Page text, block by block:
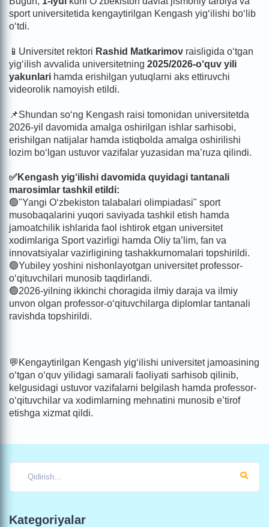
sport universitetida kengaytirilgan Kengash yig‘ilishi bo‘lib
o‘tdi.
📱Universitet rektori Rashid Matkarimov raisligida o‘tgan
yig‘ilish avvalida universitetning 2025/2026-o‘quv yili
yakunlari hamda erishilgan yutuqlarni aks ettiruvchi
videorolik namoyish etildi.
📌Shundan so‘ng Kengash raisi tomonidan universitetda
2026-yil davomida amalga oshirilgan ishlar sarhisobi,
erishilgan natijalar hamda istiqbolda amalga oshirilishi
lozim bo‘lgan ustuvor vazifalar yuzasidan ma’ruza qilindi.
✅Kengash yig‘ilishi davomida quyidagi tantanali
marosimlar tashkil etildi:
🟢"Yangi O‘zbekiston talabalari olimpiadasi" sport
musobaqalarini yuqori saviyada tashkil etish hamda
jamoatchilik ishlarida faol ishtirok etgan universitet
xodimlariga Sport vazirligi hamda Oliy ta’lim, fan va
innovatsiyalar vazirligining tashakkurnomalari topshirildi.
🟢Yubiley yoshini nishonlayotgan universitet professor-
o‘qituvchilari munosib taqdirlandi.
🟢2026-yilning ikkinchi choragida ilmiy daraja va ilmiy
unvon olgan professor-o‘qituvchilarga diplomlar tantanali
ravishda topshirildi.
💬Kengaytirilgan Kengash yig‘ilishi universitet jamoasining
o‘tgan o‘quv yilidagi samarali faoliyati sarhisob qilinib,
kelgusidagi ustuvor vazifalarni belgilash hamda professor-
o‘qituvchilar va xodimlarning mehnatini munosib e’tirof
etishga xizmat qildi.
Kategoriyalar